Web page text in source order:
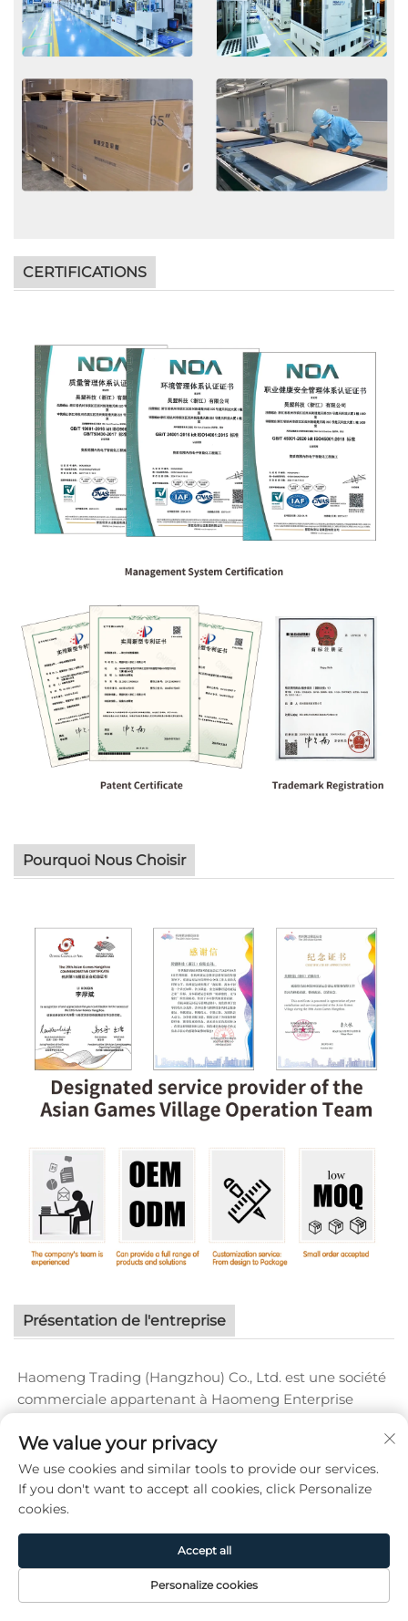
CERTIFICATIONS
Pourquoi Nous Choisir
Présentation de l'entreprise
Haomeng Trading (Hangzhou) Co., Ltd. est une société
commerciale appartenant à Haomeng Enterprise
la philosophie commerciale « basée sur l'intégrité et la
coopération gagnant-gagnant », et s'efforce de fournir
à ses clients des produits et services de haute qualité.
L'activité principale de l'entreprise couvre plusieurs
domaines, notamment les produits électroniques, les
articles ménagers, les appareils électroménagers, etc.
L'entreprise a établi des relations de coopération à long
Page
Produit De CONTACT
We value your privacy
We use cookies and similar tools to provide our services.
If you don't want to accept all cookies, click Personalize
cookies.
Personalize cookies
Accept all